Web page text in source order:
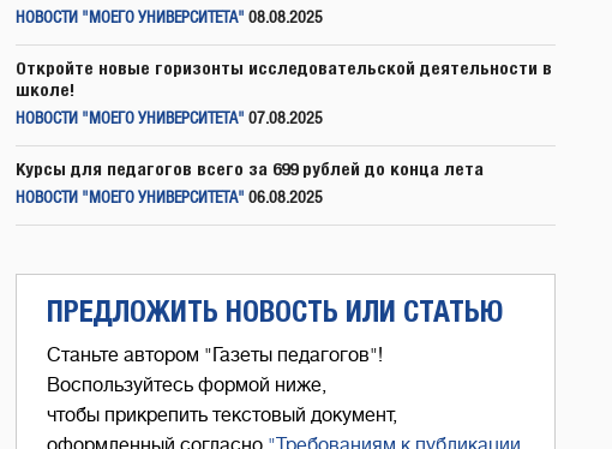
НОВОСТИ "МОЕГО УНИВЕРСИТЕТА" 08.08.2025
Откройте новые горизонты исследовательской деятельности в
школе!
НОВОСТИ "МОЕГО УНИВЕРСИТЕТА" 07.08.2025
Курсы для педагогов всего за 699 рублей до конца лета
НОВОСТИ "МОЕГО УНИВЕРСИТЕТА" 06.08.2025
ПРЕДЛОЖИТЬ НОВОСТЬ ИЛИ СТАТЬЮ
Станьте автором "Газеты педагогов"!
Воспользуйтесь формой ниже,
чтобы прикрепить текстовый документ,